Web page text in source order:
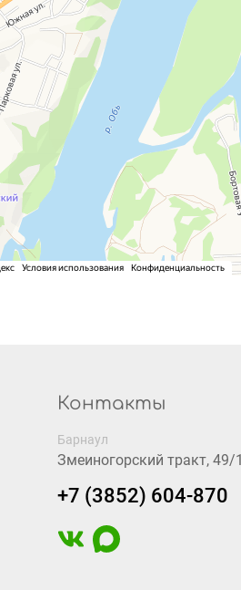
Контакты
Барнаул
Змеиногорский тракт, 49/1
+7 (3852) 604-870